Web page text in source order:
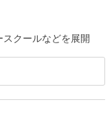
クールなどを展開